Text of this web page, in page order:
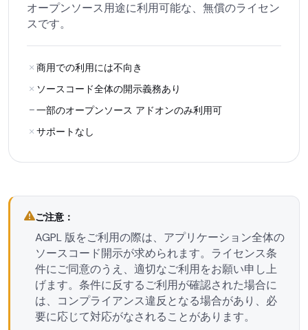
オープンソース用途に利用可能な、無償のライセン
スです。
商用での利用には不向き
ソースコード全体の開示義務あり
一部のオープンソース アドオンのみ利用可
サポートなし
ご注意：
AGPL 版をご利用の際は、アプリケーション全体の
ソースコード開示が求められます。ライセンス条
件にご同意のうえ、適切なご利用をお願い申し上
げます。条件に反するご利用が確認された場合に
は、コンプライアンス違反となる場合があり、必
要に応じて対応がなされることがあります。